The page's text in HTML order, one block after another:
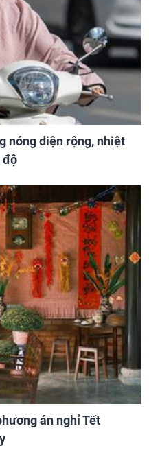
nóng diện rộng, nhiệt
độ
án nghỉ Tết